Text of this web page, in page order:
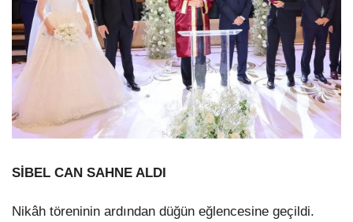
SİBEL CAN SAHNE ALDI
Nikâh töreninin ardından düğün eğlencesine geçildi.